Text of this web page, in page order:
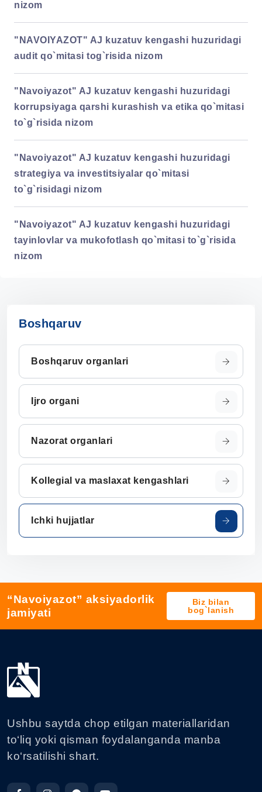
nizom
"NAVOIYAZOT" AJ kuzatuv kengashi huzuridagi
audit qo`mitasi tog`risida nizom
"Navoiyazot" AJ kuzatuv kengashi huzuridagi
korrupsiyaga qarshi kurashish va etika qo`mitasi
to`g`risida nizom
"Navoiyazot" AJ kuzatuv kengashi huzuridagi
strategiya va investitsiyalar qo`mitasi
to`g`risidagi nizom
"Navoiyazot" AJ kuzatuv kengashi huzuridagi
tayinlovlar va mukofotlash qo`mitasi to`g`risida
nizom
Boshqaruv
Boshqaruv organlari
Ijro organi
Nazorat organlari
Kollegial va maslaxat kengashlari
Ichki hujjatlar
“Navoiyazot” aksiyadorlik
jamiyati
Biz bilan
bog`lanish
Ushbu saytda chop etilgan materiallaridan
to‘liq yoki qisman foydalanganda manba
ko‘rsatilishi shart.